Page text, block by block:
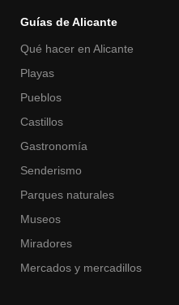
Guías de Alicante
Qué hacer en Alicante
Playas
Pueblos
Castillos
Gastronomía
Senderismo
Parques naturales
Museos
Miradores
Mercados y mercadillos